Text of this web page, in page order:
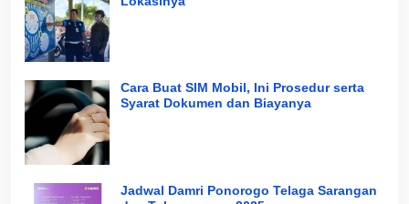
Cara Buat SIM Mobil, Ini Prosedur serta
Syarat Dokumen dan Biayanya
Jadwal Damri Ponorogo Telaga Sarangan